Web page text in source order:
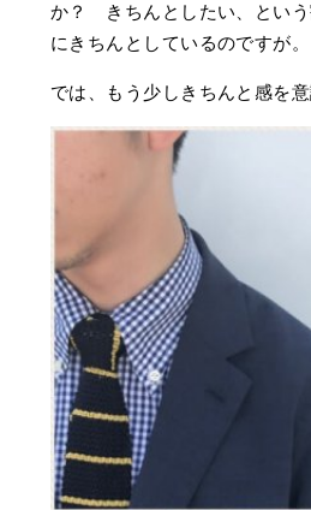
か？ きちんとしたい、とい
にきちんとしているのですが。
では、もう少しきちんと感を